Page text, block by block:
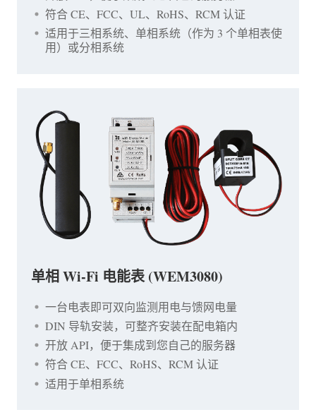
符合 CE、FCC、UL、RoHS、RCM 认证
适用于三相系统、单相系统（作为 3 个单相表使
用）或分相系统
单相 Wi-Fi 电能表 (WEM3080)
一台电表即可双向监测用电与馈网电量
DIN 导轨安装，可整齐安装在配电箱内
开放 API，便于集成到您自己的服务器
符合 CE、FCC、RoHS、RCM 认证
适用于单相系统